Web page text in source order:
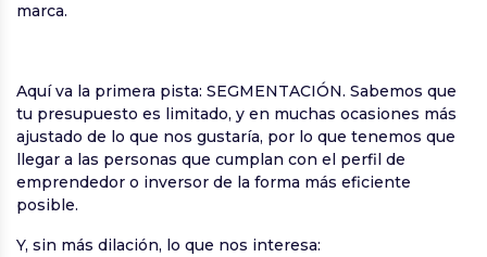
marca.
Aquí va la primera pista: SEGMENTACIÓN. Sabemos que
tu presupuesto es limitado, y en muchas ocasiones más
ajustado de lo que nos gustaría, por lo que tenemos que
llegar a las personas que cumplan con el perfil de
emprendedor o inversor de la forma más eficiente
posible.
Y, sin más dilación, lo que nos interesa: